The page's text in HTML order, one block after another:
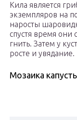
Кила является
экземпляров на
наросты
спустя время они
гнить. Затем у
росте и увядание.
Мозаика